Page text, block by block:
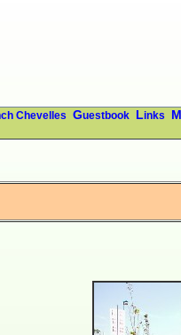
Chevelles Guestbook Links